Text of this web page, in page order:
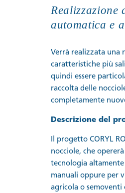
automatica e
Verrà realizzata una
caratteristiche più
quindi essere
raccolta delle
completamente
Descrizione del
Il progetto CORYL
nocciole, che
tecnologia
manuali oppure per
agricola o semoventi